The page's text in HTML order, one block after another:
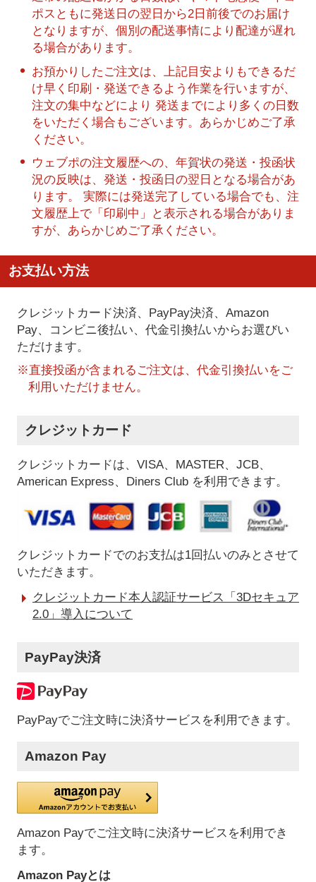
ポスともに発送日の翌日から2日前後でのお届け
となりますが、個別の配送事情により配達が遅れ
る場合があります。
お預かりしたご注文は、上記目安よりもできるだ
け早く印刷・発送できるよう作業を行いますが、
注文の集中などにより 発送までにより多くの日数
をいただく場合もございます。あらかじめご了承
ください。
ウェブポの注文履歴への、年賀状の発送・投函状
況の反映は、発送・投函日の翌日となる場合があ
ります。 実際には発送完了している場合でも、注
文履歴上で「印刷中」と表示される場合がありま
すが、あらかじめご了承ください。
お支払い方法
クレジットカード決済、PayPay決済、Amazon
Pay、コンビニ後払い、代金引換払いからお選びい
ただけます。
※直接投函が含まれるご注文は、代金引換払いをご
利用いただけません。
クレジットカード
クレジットカードは、VISA、MASTER、JCB、
American Express、Diners Club を利用できます。
クレジットカードでのお支払は1回払いのみとさせて
いただきます。
クレジットカード本人認証サービス「3Dセキュア
2.0」導入について
PayPay決済
PayPayでご注文時に決済サービスを利用できます。
Amazon Pay
Amazon Payでご注文時に決済サービスを利用でき
ます。
Amazon Payとは